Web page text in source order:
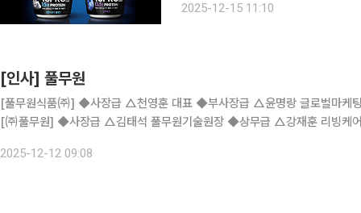
루베리’ 2종이다. 풀무원다논
2025-12-15 11:10
[인사] 풀무원
[풀무원식품㈜] ◆사장급 △천영훈 대표 ◆부사장급 △윤명랑 글로벌마케
[㈜풀무원] ◆사장급 △김태석 풀무원기술원장 ◆상무급 △강재훈 리빙케어사업
2025-12-12 09:08